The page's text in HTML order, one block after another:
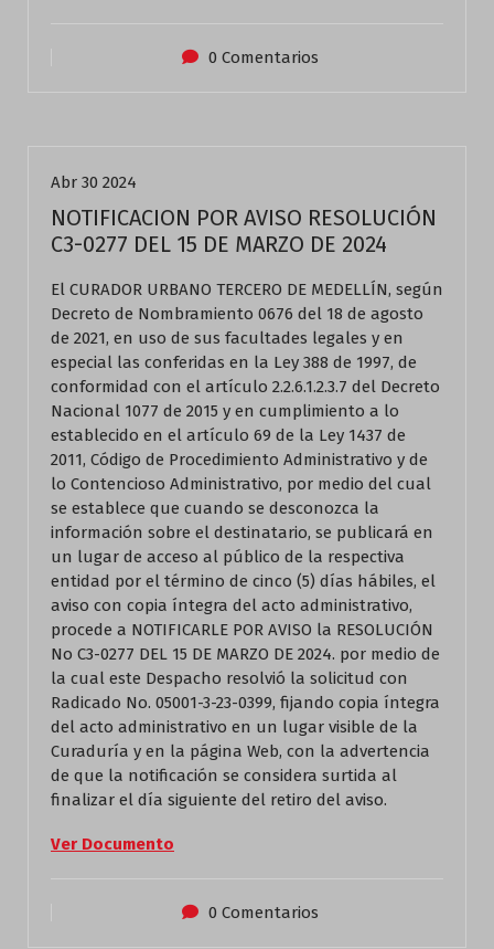
0 Comentarios
Abr 30 2024
NOTIFICACION POR AVISO RESOLUCIÓN
C3-0277 DEL 15 DE MARZO DE 2024
El CURADOR URBANO TERCERO DE MEDELLÍN, según
Decreto de Nombramiento 0676 del 18 de agosto
de 2021, en uso de sus facultades legales y en
especial las conferidas en la Ley 388 de 1997, de
conformidad con el artículo 2.2.6.1.2.3.7 del Decreto
Nacional 1077 de 2015 y en cumplimiento a lo
establecido en el artículo 69 de la Ley 1437 de
2011, Código de Procedimiento Administrativo y de
lo Contencioso Administrativo, por medio del cual
se establece que cuando se desconozca la
información sobre el destinatario, se publicará en
un lugar de acceso al público de la respectiva
entidad por el término de cinco (5) días hábiles, el
aviso con copia íntegra del acto administrativo,
procede a NOTIFICARLE POR AVISO la RESOLUCIÓN
No C3-0277 DEL 15 DE MARZO DE 2024. por medio de
la cual este Despacho resolvió la solicitud con
Radicado No. 05001-3-23-0399, fijando copia íntegra
del acto administrativo en un lugar visible de la
Curaduría y en la página Web, con la advertencia
de que la notificación se considera surtida al
finalizar el día siguiente del retiro del aviso.
Ver Documento
0 Comentarios